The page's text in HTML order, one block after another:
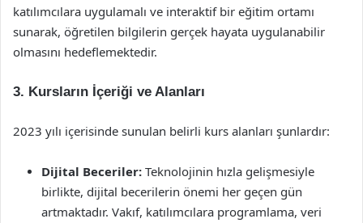
katılımcılara uygulamalı ve interaktif bir eğitim ortamı
sunarak, öğretilen bilgilerin gerçek hayata uygulanabilir
olmasını hedeflemektedir.
3. Kursların İçeriği ve Alanları
2023 yılı içerisinde sunulan belirli kurs alanları şunlardır:
Dijital Beceriler: Teknolojinin hızla gelişmesiyle
birlikte, dijital becerilerin önemi her geçen gün
artmaktadır. Vakıf, katılımcılara programlama, veri